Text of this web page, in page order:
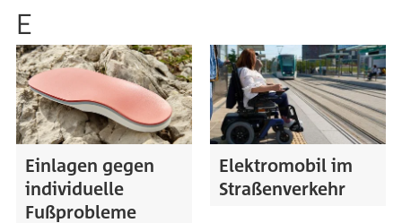
E
Einlagen gegen
individuelle
Fußprobleme
Elektromobil im
Straßenverkehr